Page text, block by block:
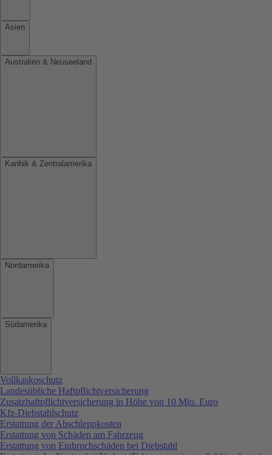
Asien
Australien & Neuseeland
Karibik & Zentralamerika
Nordamerika
Südamerika
Vollkaskoschutz
Landesübliche Haftpflichtversicherung
Zusatzhaftpflichtversicherung in Höhe von 10 Mio. Euro
Kfz-Diebstahlschutz
Erstattung der Abschleppkosten
Erstattung von Schäden am Fahrzeug
Erstattung von Einbruchschäden bei Diebstahl